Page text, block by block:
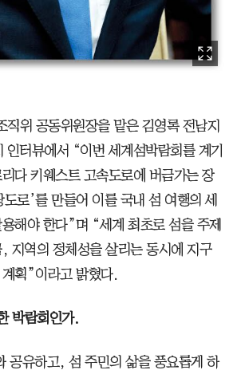
직위 공동위원장을 맡은 김영록 전남지
인터뷰에서 “이번 세계섬박람회를 계기
다 키웨스트 고속도로에 버금가는 장
로’를 만들어 이를 국내 섬 여행의 세
해야 한다”며 “세계 최초로 섬을 주제
지역의 정체성을 살리는 동시에 지구
획”이라고 밝혔다.
박람회인가.
공유하고, 섬 주민의 삶을 풍요롭게 하